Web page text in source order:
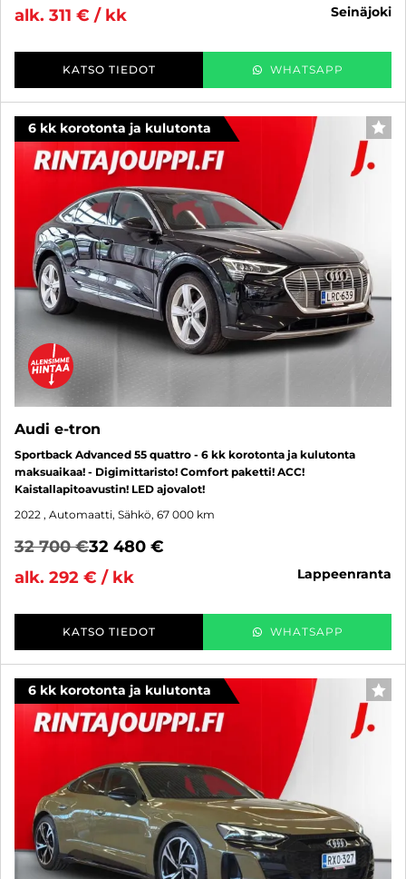
alk. 311 € / kk
seinäjoki
KATSO TIEDOT WHATSAPP
6 kk korotonta ja kulutonta
Audi e-tron
Sportback Advanced 55 quattro - 6 kk korotonta ja kulutonta
maksuaikaa! - Digimittaristo! Comfort paketti! ACC!
Kaistallapitoavustin! LED ajovalot!
2022 , Automaatti, Sähkö, 67 000 km
32 700 €32 480 €
alk. 292 € / kk
lappeenranta
KATSO TIEDOT WHATSAPP
6 kk korotonta ja kulutonta